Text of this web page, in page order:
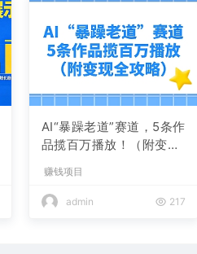
AI“暴躁老道”赛道，5条作
品揽百万播放！（附变现
赚钱项目
admin 217